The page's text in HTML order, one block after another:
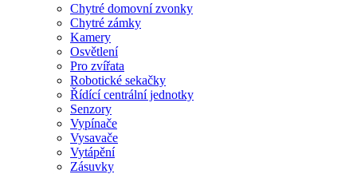
Chytré domovní zvonky
Chytré zámky
Kamery
Osvětlení
Pro zvířata
Robotické sekačky
Řídící centrální jednotky
Senzory
Vypínače
Vysavače
Vytápění
Zásuvky